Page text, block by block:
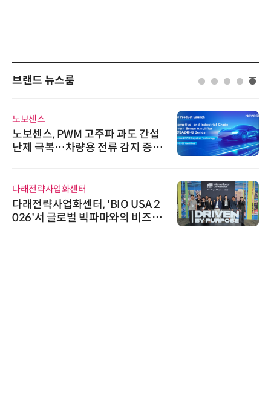
브랜드 뉴스룸
노보센스
노보센스, PWM 고주파 과도 간섭
난제 극복…차량용 전류 감지 증폭
다래전략사업화센터
다래전략사업화센터, 'BIO USA 2
026'서 글로벌 빅파마와의 비즈니